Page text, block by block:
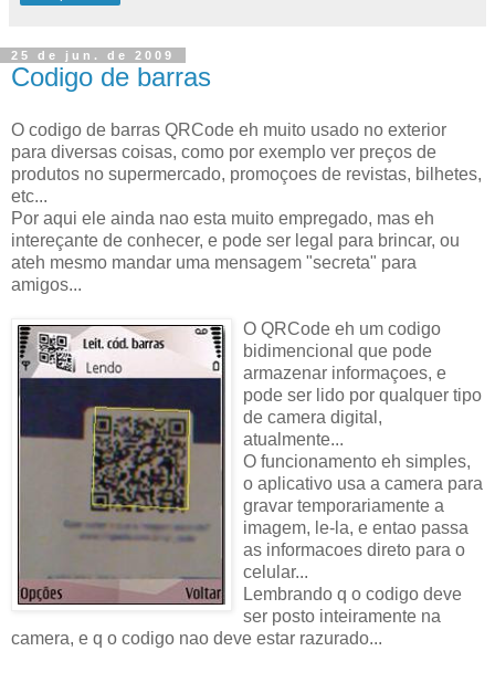
25 de jun. de 2009
Codigo de barras
O codigo de barras QRCode eh muito usado no exterior
para diversas coisas, como por exemplo ver preços de
produtos no supermercado, promoçoes de revistas, bilhetes,
etc...
Por aqui ele ainda nao esta muito empregado, mas eh
intereçante de conhecer, e pode ser legal para brincar, ou
ateh mesmo mandar uma mensagem "secreta" para
amigos...
O QRCode eh um codigo
bidimencional que pode
armazenar informaçoes, e
pode ser lido por qualquer tipo
de camera digital,
atualmente...
O funcionamento eh simples,
o aplicativo usa a camera para
gravar temporariamente a
imagem, le-la, e entao passa
as informacoes direto para o
celular...
Lembrando q o codigo deve
ser posto inteiramente na
camera, e q o codigo nao deve estar razurado...